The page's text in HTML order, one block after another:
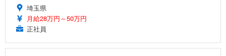
埼玉県
月給28万円～50万円
正社員